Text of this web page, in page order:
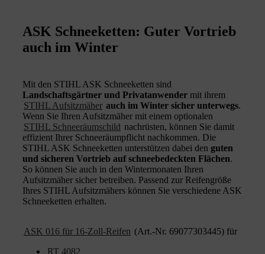
ASK Schneeketten: Guter Vortrieb
auch im Winter
Mit den STIHL ASK Schneeketten sind
Landschaftsgärtner und Privatanwender mit ihrem
STIHL Aufsitzmäher auch im Winter sicher unterwegs.
Wenn Sie Ihren Aufsitzmäher mit einem optionalen
STIHL Schneeräumschild nachrüsten, können Sie damit
effizient Ihrer Schneeräumpflicht nachkommen. Die
STIHL ASK Schneeketten unterstützen dabei den guten
und sicheren Vortrieb auf schneebedeckten Flächen.
So können Sie auch in den Wintermonaten Ihren
Aufsitzmäher sicher betreiben. Passend zur Reifengröße
Ihres STIHL Aufsitzmähers können Sie verschiedene ASK
Schneeketten erhalten.
ASK 016 für 16-Zoll-Reifen (Art.-Nr. 69077303445) für
RT 4082